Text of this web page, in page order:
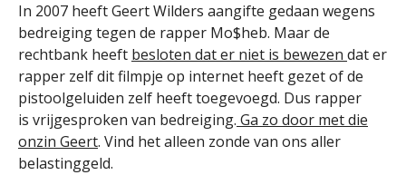
In 2007 heeft Geert Wilders aangifte gedaan wegens
bedreiging tegen de rapper Mo$heb. Maar de
rechtbank heeft besloten dat er niet is bewezen dat er
rapper zelf dit filmpje op internet heeft gezet of de
pistoolgeluiden zelf heeft toegevoegd. Dus rapper
is vrijgesproken van bedreiging. Ga zo door met die
onzin Geert. Vind het alleen zonde van ons aller
belastinggeld.